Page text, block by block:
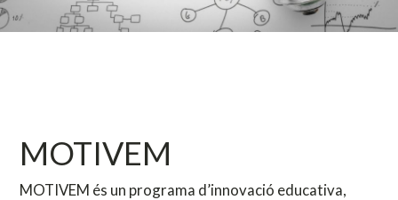
MOTIVEM
MOTIVEM és un programa d’innovació educativa,